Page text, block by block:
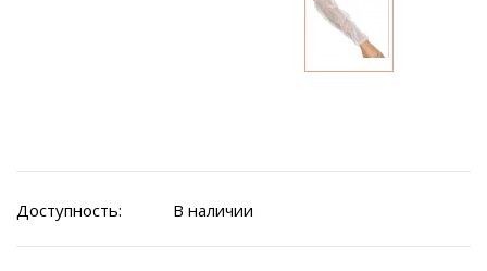
Доступность: В наличии